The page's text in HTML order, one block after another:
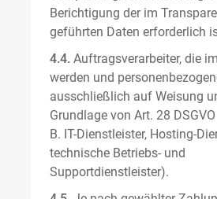
Berichtigung der im
geführten Daten erforderlich
4.4. Auftragsverarbeiter, die
werden und
ausschließlich auf Weisung
Grundlage von Art. 28
B. IT-Dienstleister, Hosting-
technische Betriebs- und
Supportdienstleister).